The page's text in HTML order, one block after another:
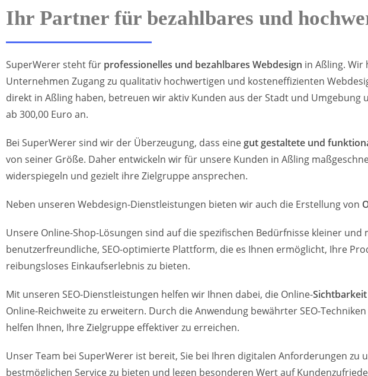
Ihr Partner für bezahlbares und
SuperWerer steht für professionelles und bezahlbares Webdesign in Aßling. Wir
Unternehmen Zugang zu qualitativ hochwertigen und kosteneffizienten
direkt in Aßling haben, betreuen wir aktiv Kunden aus der Stadt und
ab 300,00 Euro an.
Bei SuperWerer sind wir der Überzeugung, dass eine gut gestaltete und
von seiner Größe. Daher entwickeln wir für unsere Kunden in Aßling
widerspiegeln und gezielt ihre Zielgruppe ansprechen.
Neben unseren Webdesign-Dienstleistungen bieten wir auch die Erstellung von
Unsere Online-Shop-Lösungen sind auf die spezifischen Bedürfnisse kleiner
benutzerfreundliche, SEO-optimierte Plattform, die es Ihnen ermöglicht, Ihre
reibungsloses Einkaufserlebnis zu bieten.
Mit unseren SEO-Dienstleistungen helfen wir Ihnen dabei, die Online-
Online-Reichweite zu erweitern. Durch die Anwendung bewährter SEO-
helfen Ihnen, Ihre Zielgruppe effektiver zu erreichen.
Unser Team bei SuperWerer ist bereit, Sie bei Ihren digitalen Anforderungen
bestmöglichen Service zu bieten und legen besonderen Wert auf